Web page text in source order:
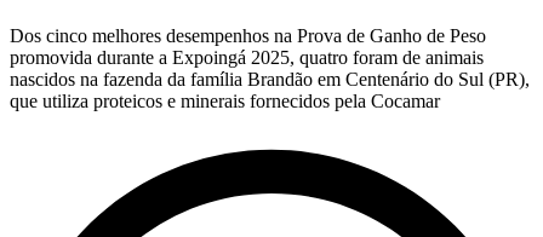
Dos cinco melhores desempenhos na Prova de Ganho de Peso
promovida durante a Expoingá 2025, quatro foram de animais
nascidos na fazenda da família Brandão em Centenário do Sul (PR),
que utiliza proteicos e minerais fornecidos pela Cocamar